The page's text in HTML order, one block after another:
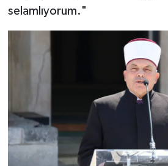
selamlıyorum."
Manisa Müftülüğü
Muğla Müftülüğü
Muş Müftülüğü